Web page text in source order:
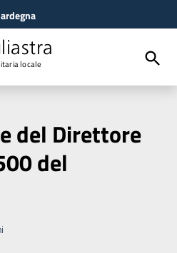
locale
del Direttore
del